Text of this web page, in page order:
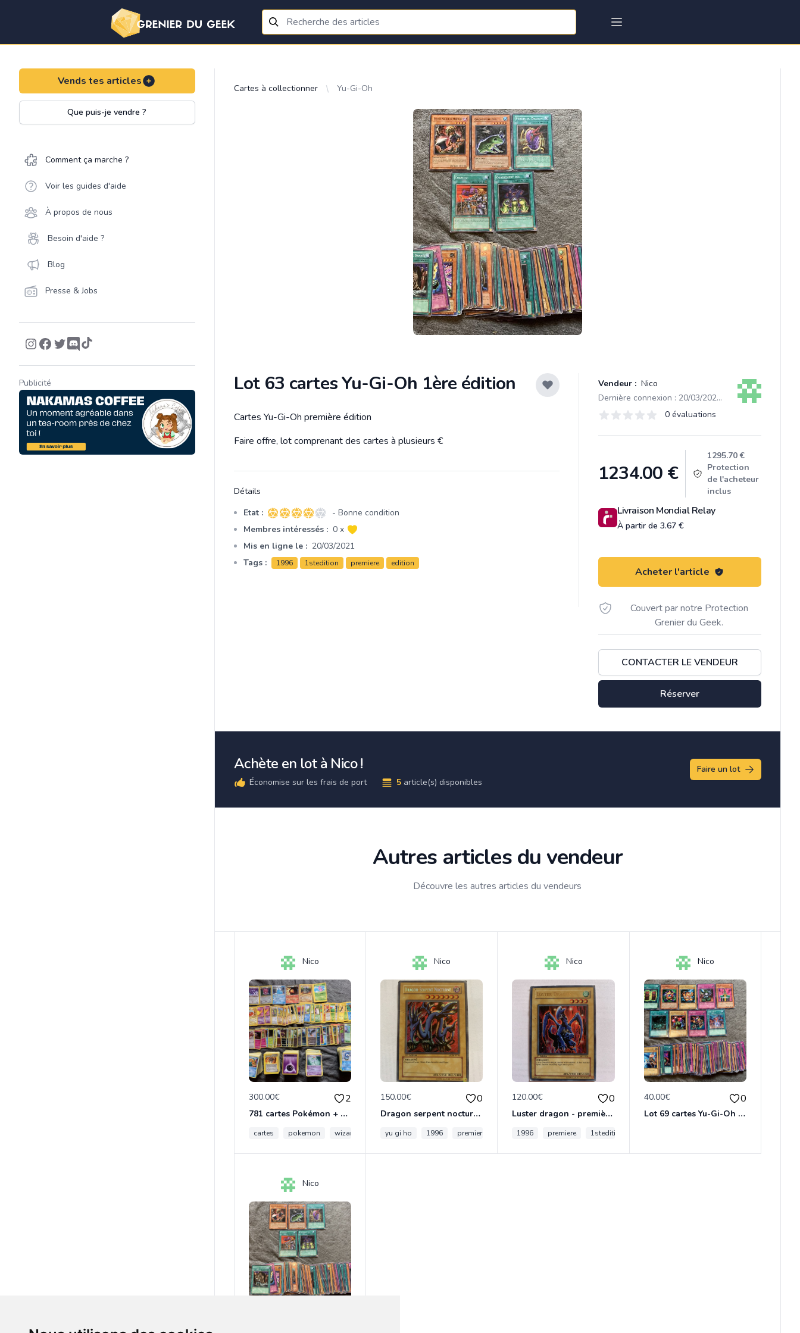
Vends tes articles
Que puis-je vendre ?
Comment ça marche ?
Voir les guides d'aide
À propos de nous
Besoin d'aide ?
Blog
Presse & Jobs
Publicité
Cartes à collectionner Yu-Gi-Oh
Lot 63 cartes Yu-Gi-Oh 1ère édition Vendeur : Nico
Dernière connexion : 20/03/2021 19:24
Évaluations
0 sur 5 étoiles 0 évaluations
1234.00 €
1295.70 €
Protection
de l'acheteur
inclus
Livraison Mondial Relay
À partir de 3.67 €
Acheter l'article
Couvert par notre Protection
Grenier du Geek.
CONTACTER LE VENDEUR
Réserver
Description
Cartes Yu-Gi-Oh première édition
Faire offre, lot comprenant des cartes à plusieurs €
Détails
Etat : 4 sur 5 étoiles
- Bonne condition
Membres intéressés : 0 x
Mis en ligne le : 20/03/2021
Tags :
1996 1stedition premiere edition
Achète en lot à Nico !
Économise sur les frais de port 5 article(s) disponibles
Faire un lot
Autres articles du vendeur
Découvre les autres articles du vendeurs
Nico
300.00€ 2
781 cartes Pokémon + 2 boîtes
cartes pokemon wizards aquapolis ancienne
Nico
150.00€ 0
Dragon serpent nocturne - première édition
yu gi ho 1996 premiere 1stedition edition
Nico
120.00€ 0
Luster dragon - première édition
1996 premiere 1stedition
Nico
40.00€ 0
Lot 69 cartes Yu-Gi-Oh Japonaise
Nico